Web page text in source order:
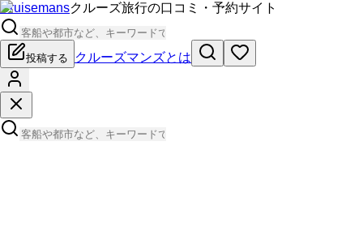
Cruisemansクルーズ旅行の口コミ・予約サイト
投稿する クルーズマンズとは